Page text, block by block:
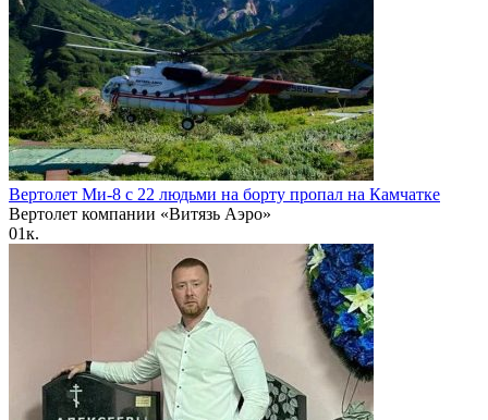
Вертолет Ми-8 с 22 людьми на борту пропал на Камчатке
Вертолет компании «Витязь Аэро»
01к.